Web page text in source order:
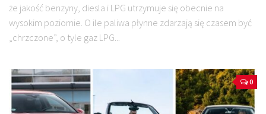
że jakość benzyny, diesla i LPG utrzymuje się obecnie na
wysokim poziomie. O ile paliwa płynne zdarzają się czasem być
„chrzczone”, o tyle gaz LPG...
0